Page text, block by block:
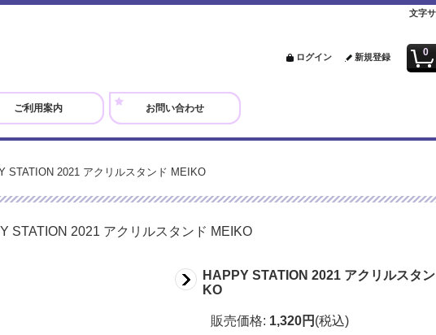
文字
0
ログイン 新規登録
ご利用案内 お問い合わせ
STATION 2021 アクリルスタンド MEIKO
STATION 2021 アクリルスタンド MEIKO
HAPPY STATION 2021 アクリルスタン
KO
販売価格: 1,320円 (税込)